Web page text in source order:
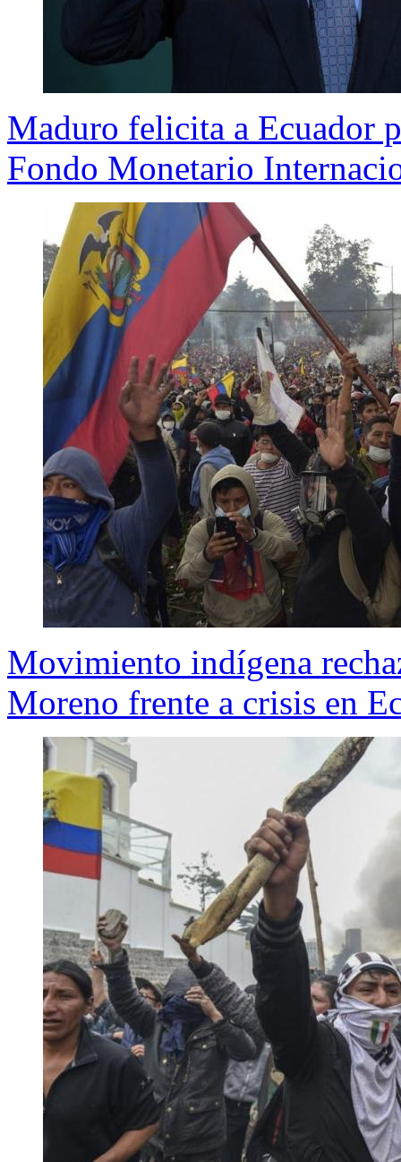
Maduro felicita a Ecuador
Fondo Monetario
Movimiento indígena
Moreno frente a crisis en